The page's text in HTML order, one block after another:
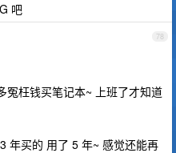
吧
78
冤枉钱买笔记本~ 上班了才知道
年买的 用了 5 年~ 感觉还能再